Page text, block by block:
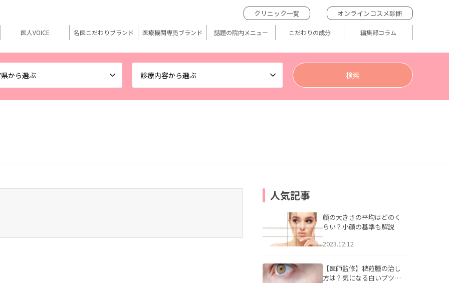
から選ぶ 診療内容から選ぶ
クリニック一覧 オンラインコスメ診断
医人VOICE 名医こだわりブランド 医療機関専売ブランド 話題の院内メニュー こだわりの成分 編集部コラム
人気記事
顔の大きさの平均はどのく
らい？小顔の基準も解説
2023.12.12
【医師監修】稗粒腫の治し
方は？気になる白いブツブ